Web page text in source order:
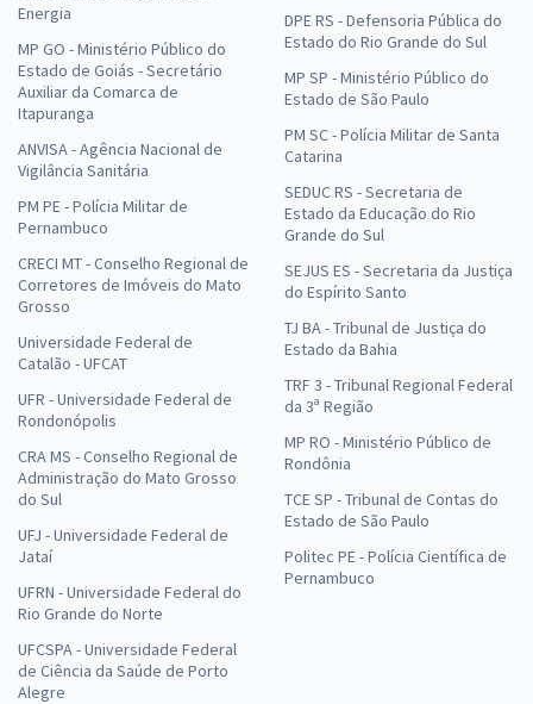
Energia
MP GO - Ministério Público do
Estado de Goiás - Secretário
Auxiliar da Comarca de
Itapuranga
ANVISA - Agência Nacional de
Vigilância Sanitária
PM PE - Polícia Militar de
Pernambuco
CRECI MT - Conselho Regional de
Corretores de Imóveis do Mato
Grosso
Universidade Federal de
Catalão - UFCAT
UFR - Universidade Federal de
Rondonópolis
CRA MS - Conselho Regional de
Administração do Mato Grosso
do Sul
UFJ - Universidade Federal de
Jataí
UFRN - Universidade Federal do
Rio Grande do Norte
UFCSPA - Universidade Federal
de Ciência da Saúde de Porto
Alegre
DPE RS - Defensoria Pública do
Estado do Rio Grande do Sul
MP SP - Ministério Público do
Estado de São Paulo
PM SC - Polícia Militar de Santa
Catarina
SEDUC RS - Secretaria de
Estado da Educação do Rio
Grande do Sul
SEJUS ES - Secretaria da Justiça
do Espírito Santo
TJ BA - Tribunal de Justiça do
Estado da Bahia
TRF 3 - Tribunal Regional Federal
da 3ª Região
MP RO - Ministério Público de
Rondônia
TCE SP - Tribunal de Contas do
Estado de São Paulo
Politec PE - Polícia Científica de
Pernambuco